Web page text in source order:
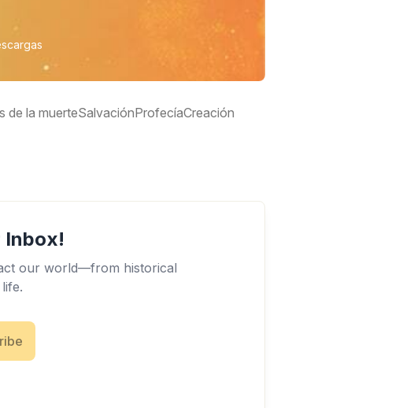
de la muerteSalvaciónProfecíaCreación
Inbox!
our world—from historical